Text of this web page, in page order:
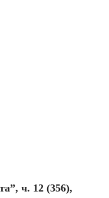
ч. 12 (356),